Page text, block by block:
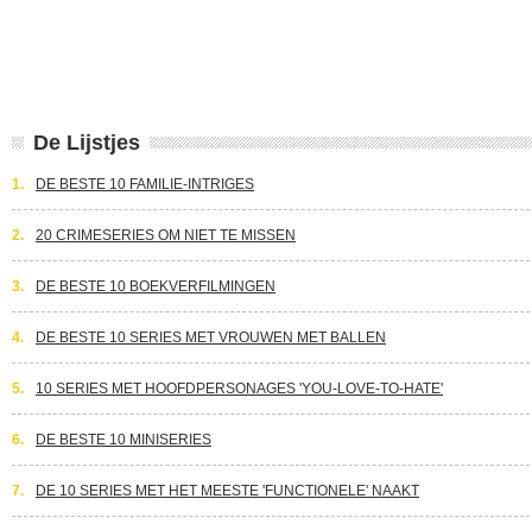
De Lijstjes
1. DE BESTE 10 FAMILIE-INTRIGES
2. 20 CRIMESERIES OM NIET TE MISSEN
3. DE BESTE 10 BOEKVERFILMINGEN
4. DE BESTE 10 SERIES MET VROUWEN MET BALLEN
5. 10 SERIES MET HOOFDPERSONAGES 'YOU-LOVE-TO-HATE'
6. DE BESTE 10 MINISERIES
7. DE 10 SERIES MET HET MEESTE 'FUNCTIONELE' NAAKT